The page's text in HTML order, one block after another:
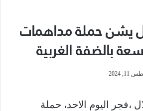
يشن حملة مداهمات
بالضفة الغربية
2024
،فجر اليوم الاحد، حملة